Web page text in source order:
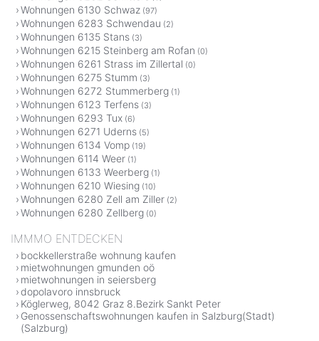
Wohnungen 6130 Schwaz (97)
Wohnungen 6283 Schwendau (2)
Wohnungen 6135 Stans (3)
Wohnungen 6215 Steinberg am Rofan (0)
Wohnungen 6261 Strass im Zillertal (0)
Wohnungen 6275 Stumm (3)
Wohnungen 6272 Stummerberg (1)
Wohnungen 6123 Terfens (3)
Wohnungen 6293 Tux (6)
Wohnungen 6271 Uderns (5)
Wohnungen 6134 Vomp (19)
Wohnungen 6114 Weer (1)
Wohnungen 6133 Weerberg (1)
Wohnungen 6210 Wiesing (10)
Wohnungen 6280 Zell am Ziller (2)
Wohnungen 6280 Zellberg (0)
IMMMO ENTDECKEN
bockkellerstraße wohnung kaufen
mietwohnungen gmunden oö
mietwohnungen in seiersberg
dopolavoro innsbruck
Köglerweg, 8042 Graz 8.Bezirk Sankt Peter
Genossenschaftswohnungen kaufen in Salzburg(Stadt)
(Salzburg)